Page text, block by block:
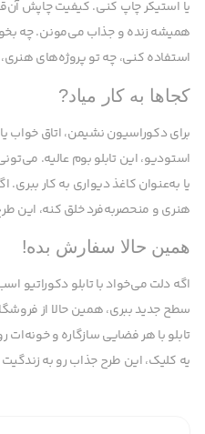
یا استیکر چاپ کنی. کیفیت چاپش
همیشه زنده و جذاب می‌مونن. چه
استفاده کنی، چه تو پروژه‌های
کجاها به کار میاد?
برای دکوراسیون نشیمن، اتاق
استودیو، این تابلو بوم عالیه.
یا به‌عنوان کاغذ دیواری به کار
هنری و منحصربه‌فرد خلق کنه، این
همین حالا سفارش بده!
اگه دلت می‌خواد با تابلو دکوراتیو
سطح جدید ببری، همین حالا از
تابلو با هر فضایی سازگاره و
یه کلیک، این طرح جذاب رو به زندگیت